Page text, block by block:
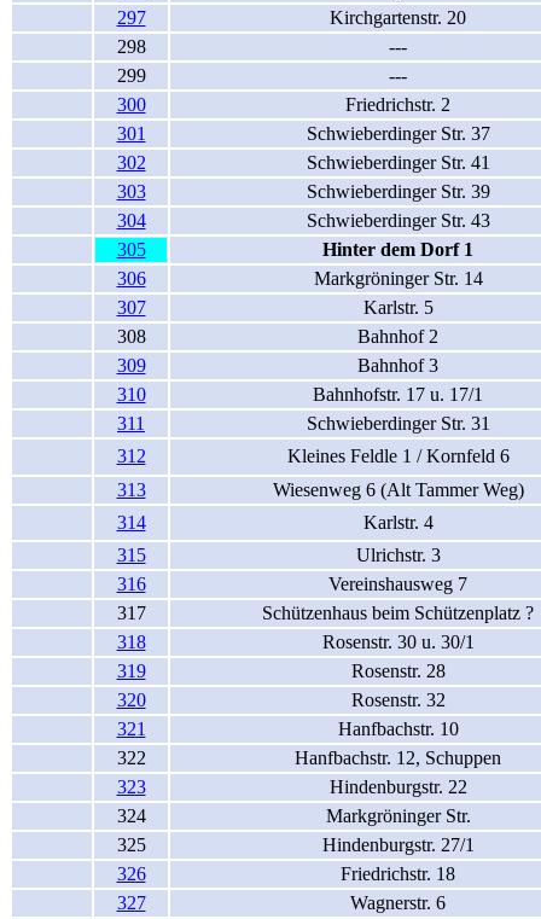
297
Kirchgartenstr. 20
298
---
299
---
300
Friedrichstr. 2
301
Schwieberdinger Str. 37
302
Schwieberdinger Str. 41
303
Schwieberdinger Str. 39
304
Schwieberdinger Str. 43
305
Hinter dem Dorf 1
306
Markgröninger Str. 14
307
Karlstr. 5
308
Bahnhof 2
309
Bahnhof 3
310
Bahnhofstr. 17 u. 17/1
311
Schwieberdinger Str. 31
312
Kleines Feldle 1 / Kornfeld 6
313
Wiesenweg 6 (Alt Tammer Weg)
314
Karlstr. 4
315
Ulrichstr. 3
316
Vereinshausweg 7
317
Schützenhaus beim Schützenplatz ?
318
Rosenstr. 30 u. 30/1
319
Rosenstr. 28
320
Rosenstr. 32
321
Hanfbachstr. 10
322
Hanfbachstr. 12, Schuppen
323
Hindenburgstr. 22
324
Markgröninger Str.
325
Hindenburgstr. 27/1
326
Friedrichstr. 18
327
Wagnerstr. 6